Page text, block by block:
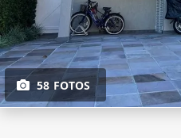
58 FOTOS